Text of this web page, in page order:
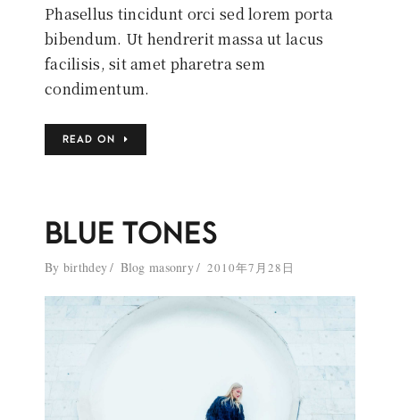
Phasellus tincidunt orci sed lorem porta
bibendum. Ut hendrerit massa ut lacus
facilisis, sit amet pharetra sem
condimentum.
READ ON
BLUE TONES
By birthdey Blog masonry 2010年7月28日